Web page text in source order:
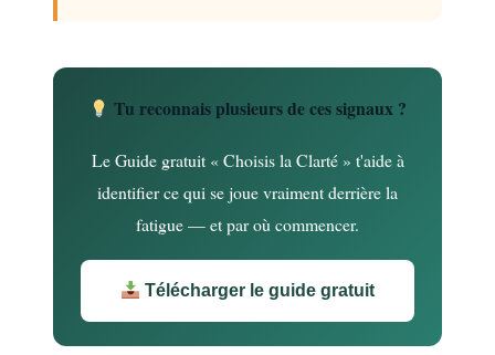
Tu reconnais plusieurs de ces signaux ?
Le Guide gratuit « Choisis la Clarté » t'aide à
identifier ce qui se joue vraiment derrière la
fatigue — et par où commencer.
Télécharger le guide gratuit